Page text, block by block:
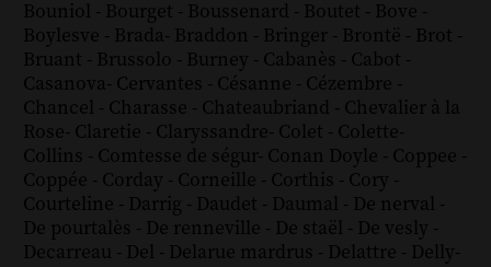
Bouniol - Bourget - Boussenard - Boutet - Bove -
Boylesve - Brada- Braddon - Bringer - Brontë - Brot -
Bruant - Brussolo - Burney - Cabanès - Cabot -
Casanova- Cervantes - Césanne - Cézembre -
Chancel - Charasse - Chateaubriand - Chevalier à la
Rose- Claretie - Claryssandre- Colet - Colette-
Collins - Comtesse de ségur- Conan Doyle - Coppee -
Coppée - Corday - Corneille - Corthis - Cory -
Courteline - Darrig - Daudet - Daumal - De nerval -
De pourtalès - De renneville - De staël - De vesly -
Decarreau - Del - Delarue mardrus - Delattre - Delly-